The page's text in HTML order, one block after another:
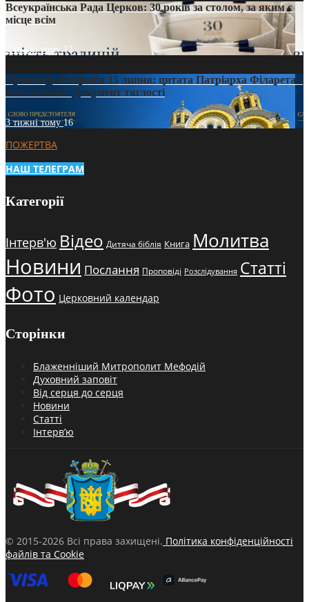
Всеукраїнська Рада Церков: 30 років за столом, за яким є
місце всім
3 тижні тому12
Проповідь Епіфанія 15 липня: цитата Патріарха Філарета з
його амвона. Документ тяглості
3 тижні тому16
ПОЖЕРТВА
НАШ ТЕЛЕГРАМ
Категорії
Інтерв'ю Відео Дитяча біблія Книга Молитва
Новини Послання Проповіді Розслідування Статті
Фото Церковний календар
Сторінки
Блаженніший Митрополит Мефодій
Духовний заповіт
Від серця до серця
Новини
Статті
Інтерв’ю
© 2015-2026 Всі права захищені. Політика конфіденційності
файлів та Cookie